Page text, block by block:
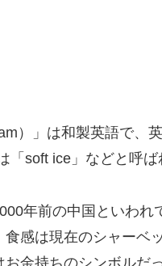
）」は和製英語で
「soft ice」などと呼ば
年前の中国といわ
食感は現在のシャーベ
金持ちのシンボルだっ